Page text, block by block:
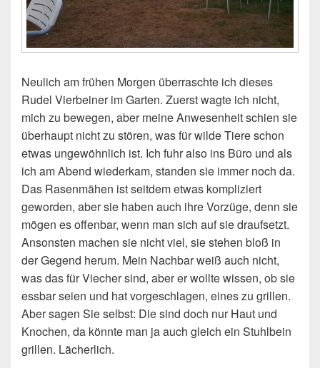
Neulich am frühen Morgen überraschte ich dieses
Rudel Vierbeiner im Garten. Zuerst wagte ich nicht,
mich zu bewegen, aber meine Anwesenheit schien sie
überhaupt nicht zu stören, was für wilde Tiere schon
etwas ungewöhnlich ist. Ich fuhr also ins Büro und als
ich am Abend wiederkam, standen sie immer noch da.
Das Rasenmähen ist seitdem etwas kompliziert
geworden, aber sie haben auch ihre Vorzüge, denn sie
mögen es offenbar, wenn man sich auf sie draufsetzt.
Ansonsten machen sie nicht viel, sie stehen bloß in
der Gegend herum. Mein Nachbar weiß auch nicht,
was das für Viecher sind, aber er wollte wissen, ob sie
essbar seien und hat vorgeschlagen, eines zu grillen.
Aber sagen Sie selbst: Die sind doch nur Haut und
Knochen, da könnte man ja auch gleich ein Stuhlbein
grillen. Lächerlich.